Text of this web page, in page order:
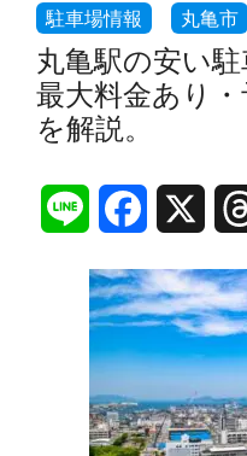
丸亀駅の安い
最大料金あり
を解説。
n
e
c
e
b
o